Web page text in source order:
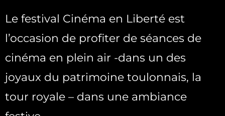
Le festival Cinéma en Liberté est
l’occasion de profiter de séances de
cinéma en plein air -dans un des
joyaux du patrimoine toulonnais, la
tour royale – dans une ambiance